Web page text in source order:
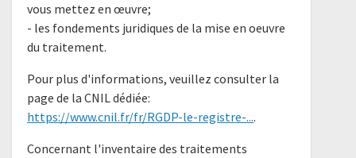
vous mettez en œuvre;
- les fondements juridiques de la mise en oeuvre
du traitement.
Pour plus d'informations, veuillez consulter la
page de la CNIL dédiée:
https://www.cnil.fr/fr/RGDP-le-registre-....
Concernant l'inventaire des traitements